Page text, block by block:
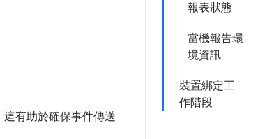
報表狀態
當機報告環
境資訊
裝置綁定工
作階段
有助於確保事件傳送